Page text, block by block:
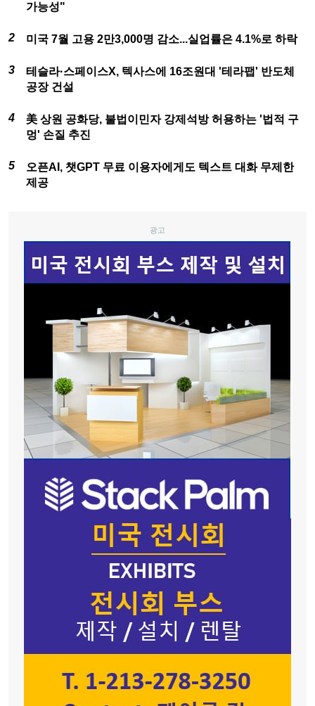
가능성"
미국 7월 고용 2만3,000명 감소...실업률은 4.1%로 하락
테슬라·스페이스X, 텍사스에 16조원대 '테라팹' 반도체
공장 건설
美 상원 공화당, 불법이민자 강제석방 허용하는 '법적 구
멍' 손질 추진
오픈AI, 챗GPT 무료 이용자에게도 텍스트 대화 무제한
제공